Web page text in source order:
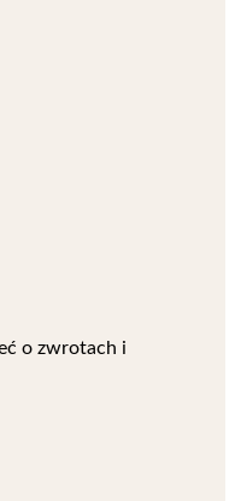
o zwrotach i